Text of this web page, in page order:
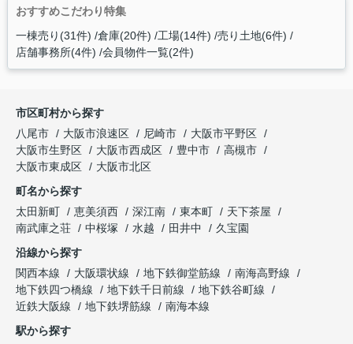
おすすめこだわり特集
一棟売り(31件) 倉庫(20件) 工場(14件) 売り土地(6件)
店舗事務所(4件) 会員物件一覧(2件)
市区町村から探す
八尾市
大阪市浪速区 尼崎市
大阪市平野区
大阪市生野区
大阪市西成区 豊中市
高槻市
大阪市東成区
大阪市北区
町名から探す
太田新町
恵美須西 深江南 東本町
天下茶屋
南武庫之荘
中桜塚 水越 田井中
久宝園
沿線から探す
関西本線
大阪環状線 地下鉄御堂筋線
南海高野線
地下鉄四つ橋線
地下鉄千日前線
地下鉄谷町線
近鉄大阪線
地下鉄堺筋線
南海本線
駅から探す